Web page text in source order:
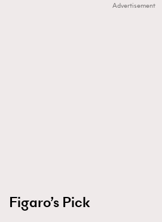
Advertisement
Figaro’s Pick